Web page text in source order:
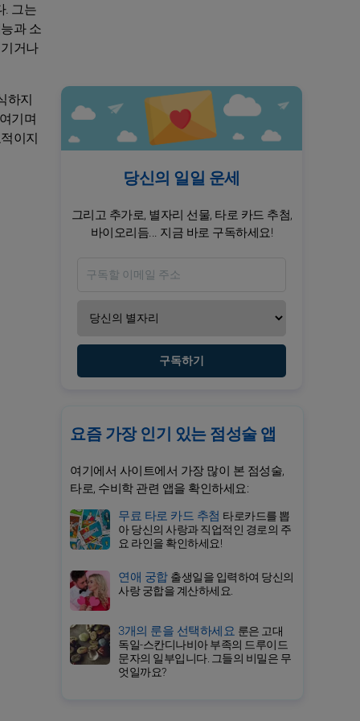
. 그는
과 소
거나
하지
기며
이지
당신의 일일 운세
그리고 추가로, 별자리 선물, 타로 카드 추첨,
바이오리듬... 지금 바로 구독하세요!
구독하기
요즘 가장 인기 있는 점성술 앱
여기에서 사이트에서 가장 많이 본 점성술,
타로, 수비학 관련 앱을 확인하세요:
무료 타로 카드 추첨 타로카드를 뽑
아 당신의 사랑과 직업적인 경로의 주
요 라인을 확인하세요!
연애 궁합출생일을 입력하여 당신의
사랑 궁합을 계산하세요.
3개의 룬을 선택하세요 룬은 고대
독일-스칸디나비아 부족의 드루이드
문자의 일부입니다. 그들의 비밀은 무
엇일까요?